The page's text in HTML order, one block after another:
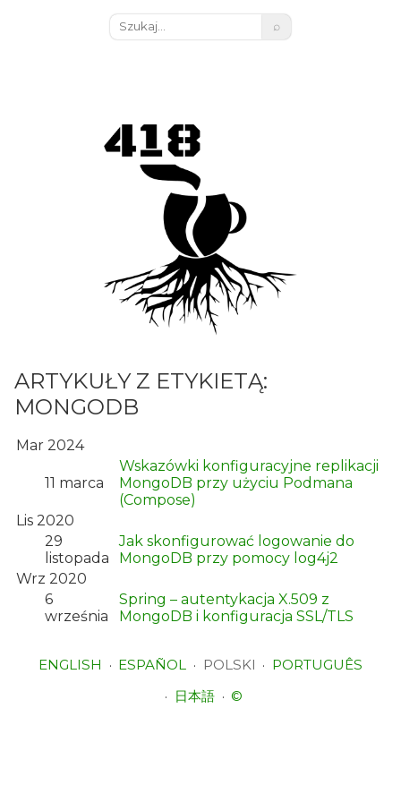
⌕
ARTYKUŁY Z ETYKIETĄ:
MONGODB
Mar 2024
11 marca
Wskazówki konfiguracyjne replikacji
MongoDB przy użyciu Podmana
(Compose)
Lis 2020
29
listopada
Jak skonfigurować logowanie do
MongoDB przy pomocy log4j2
Wrz 2020
6
września
Spring – autentykacja X.509 z
MongoDB i konfiguracja SSL/TLS
ENGLISH ESPAÑOL POLSKI
PORTUGUÊS
日本語
©